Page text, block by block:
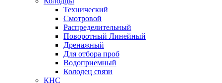
Технический
Смотровой
Распределительный
Поворотный Линейный
Дренажный
Для отбора проб
Водоприемный
Колодец связи
КНС